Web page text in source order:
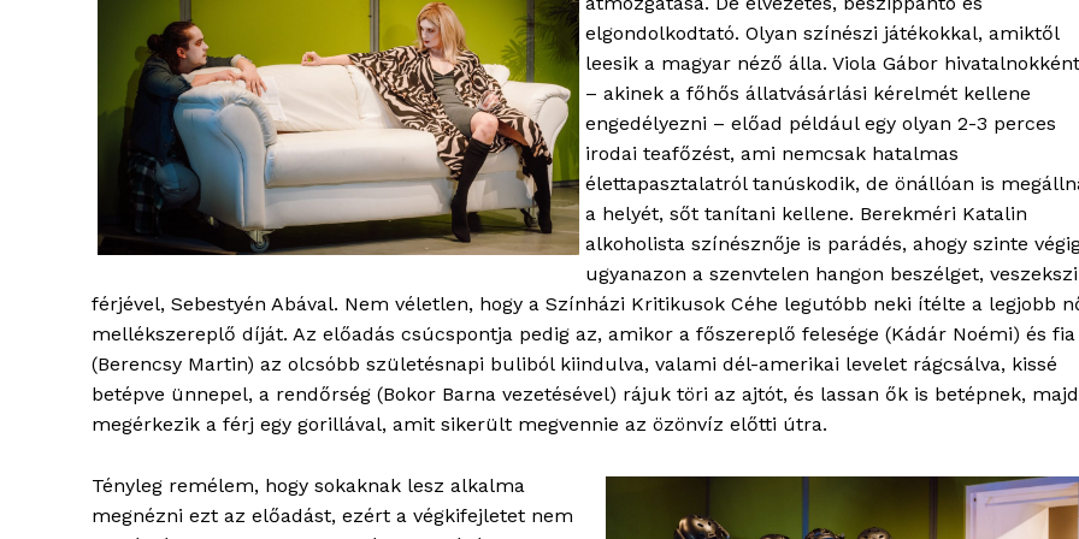
ELŐFIZETÉS
Kapcsolat
Adatkezelési tájékoztató
Hirdetés
elgondolkodtató. Olyan színészi játékokkal, amiktől
leesik a magyar néző álla. Viola Gábor hivatalnokként
– akinek a főhős állatvásárlási kérelmét kellene
engedélyezni – előad például egy olyan 2-3 perces
irodai teafőzést, ami nemcsak hatalmas
élettapasztalatról tanúskodik, de önállóan is
a helyét, sőt tanítani kellene. Berekméri Katalin
alkoholista színésznője is parádés, ahogy szinte
ugyanazon a szenvtelen hangon beszélget,
férjével, Sebestyén Abával. Nem véletlen, hogy a Színházi Kritikusok Céhe legutóbb neki ítélte a legjobb
mellékszereplő díját. Az előadás csúcspontja pedig az, amikor a főszereplő felesége (Kádár Noémi) és fia
(Berencsy Martin) az olcsóbb születésnapi buliból kiindulva, valami dél-amerikai levelet rágcsálva, kissé
betépve ünnepel, a rendőrség (Bokor Barna vezetésével) rájuk töri az ajtót, és lassan ők is betépnek, majd
megérkezik a férj egy gorillával, amit sikerült megvennie az özönvíz előtti útra.
Tényleg remélem, hogy sokaknak lesz alkalma
megnézni ezt az előadást, ezért a végkifejletet nem